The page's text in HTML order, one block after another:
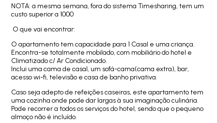
NOTA: a mesma semana, fora do sistema Timesharing, tem um
custo superior a 1000
O que vai encontrar:
O apartamento tem capacidade para 1 Casal e uma criança.
Encontra-se totalmente mobilado, com mobiliário do hotel e
Climatizado c/ Ar Condicionado.
Inclui uma cama de casal, um sofá-cama(cama extra), bar,
acesso wi-fi, televisão e casa de banho privativa.
Caso seja adepto de refeições caseiras, este apartamento tem
uma cozinha onde pode dar largas à sua imaginação culinária.
Pode recorrer a todos os serviços do hotel, sendo que o pequeno
almoço não é incluído.